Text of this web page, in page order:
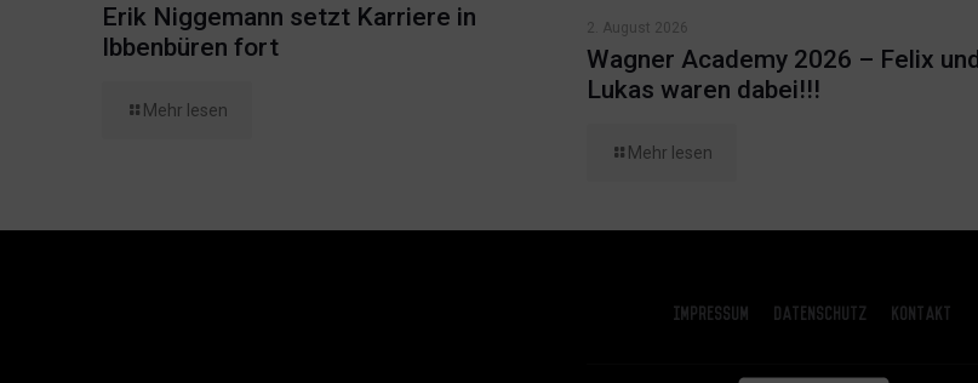
Erik Niggemann setzt Karriere in
Ibbenbüren fort
Mehr lesen
2. August 2026
Wagner Academy 2026 – Felix und
Lukas waren dabei!!!
Mehr lesen
Impressum Datenschutz Kontakt